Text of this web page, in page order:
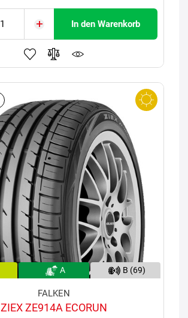
In den Warenkorb
A B (69)
FALKEN
ZIEX ZE914A ECORUN